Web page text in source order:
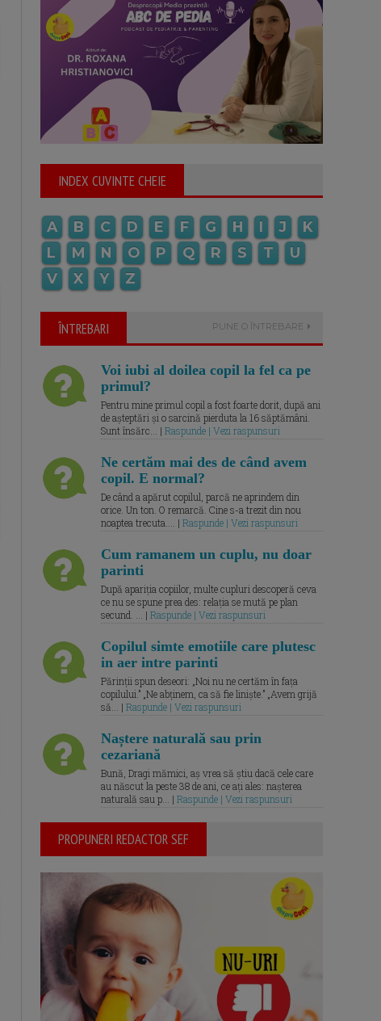
INDEX CUVINTE CHEIE
A B C D E F G H I J
K
L
M N O P Q R S T
U
V
X Y Z
ÎNTREBARI PUNE O ÎNTREBARE
Voi iubi al doilea copil la fel ca pe
primul?
Pentru mine primul copil a fost foarte dorit, după ani
de așteptări și o sarcină pierduta la 16 săptămâni.
Sunt însărc... | Raspunde | Vezi raspunsuri
Ne certăm mai des de când avem
copil. E normal?
De când a apărut copilul, parcă ne aprindem din
orice. Un ton. O remarcă. Cine s-a trezit din nou
noaptea trecuta.... | Raspunde | Vezi raspunsuri
Cum ramanem un cuplu, nu doar
parinti
După apariția copiilor, multe cupluri descoperă ceva
ce nu se spune prea des: relația se mută pe plan
secund. ... | Raspunde | Vezi raspunsuri
Copilul simte emotiile care plutesc
in aer intre parinti
Părinții spun deseori: „Noi nu ne certăm în fața
copilului.” „Ne abținem, ca să fie liniște.” „Avem grijă
să... | Raspunde | Vezi raspunsuri
Naștere naturală sau prin
cezariană
Bună, Dragi mămici, aș vrea să știu dacă cele care
au născut la peste 38 de ani, ce ați ales: nașterea
naturală sau p... | Raspunde | Vezi raspunsuri
PROPUNERI REDACTOR SEF